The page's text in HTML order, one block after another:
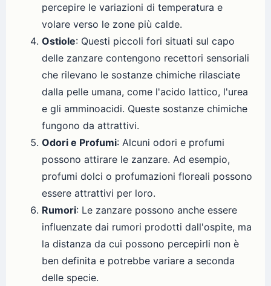
percepire le variazioni di temperatura e
volare verso le zone più calde.
Ostiole: Questi piccoli fori situati sul capo
delle zanzare contengono recettori sensoriali
che rilevano le sostanze chimiche rilasciate
dalla pelle umana, come l'acido lattico, l'urea
e gli amminoacidi. Queste sostanze chimiche
fungono da attrattivi.
Odori e Profumi: Alcuni odori e profumi
possono attirare le zanzare. Ad esempio,
profumi dolci o profumazioni floreali possono
essere attrattivi per loro.
Rumori: Le zanzare possono anche essere
influenzate dai rumori prodotti dall'ospite, ma
la distanza da cui possono percepirli non è
ben definita e potrebbe variare a seconda
delle specie.